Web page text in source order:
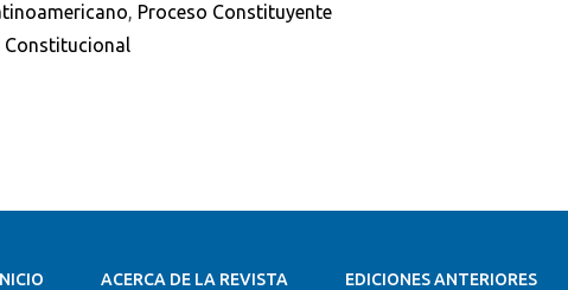
, Proceso Constituyente
Constitucional
ACERCA DE LA REVISTA EDICIONES ANTERIORES